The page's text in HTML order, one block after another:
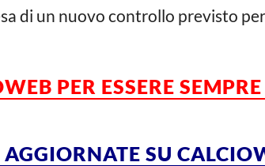
di un nuovo controllo previsto
PER ESSERE
SU